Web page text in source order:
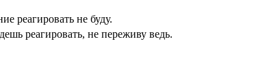
реагировать не буду.
реагировать, не переживу ведь.